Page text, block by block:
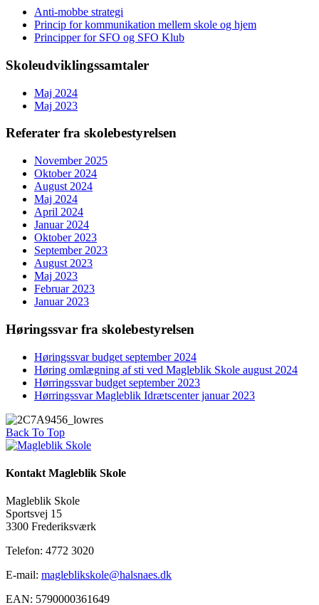
Anti-mobbe strategi
Princip for kommunikation mellem skole og hjem
Principper for SFO og SFO Klub
Skoleudviklingssamtaler
Maj 2024
Maj 2023
Referater fra skolebestyrelsen
November 2025
Oktober 2024
August 2024
Maj 2024
April 2024
Januar 2024
Oktober 2023
September 2023
August 2023
Maj 2023
Februar 2023
Januar 2023
Høringssvar fra skolebestyrelsen
Høringssvar budget september 2024
Høring omlægning af sti ved Magleblik Skole august 2024
Hørringssvar budget september 2023
Hørringssvar Magleblik Idrætscenter januar 2023
Back To Top
Kontakt Magleblik Skole
Magleblik Skole
Sportsvej 15
3300 Frederiksværk
Telefon: 4772 3020
E-mail: magleblikskole@halsnaes.dk
EAN: 5790000361649